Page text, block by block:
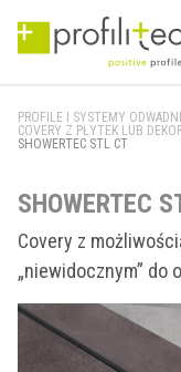
PROFILE I SYSTEMY
COVERY Z PŁYTEK LUB
SHOWERTEC STL CT
SHOWERTEC
Covery z
„niewidocznym” do